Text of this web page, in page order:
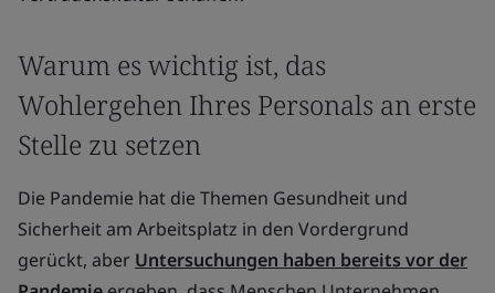
Warum es wichtig ist, das
Wohlergehen Ihres Personals an erste
Stelle zu setzen
Die Pandemie hat die Themen Gesundheit und
Sicherheit am Arbeitsplatz in den Vordergrund
gerückt, aber Untersuchungen haben bereits vor der